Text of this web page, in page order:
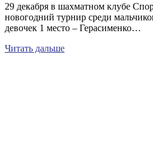
29 декабря в шахматном клубе
новогодний турнир среди
девочек 1 место – Герасименко…
Читать дальше